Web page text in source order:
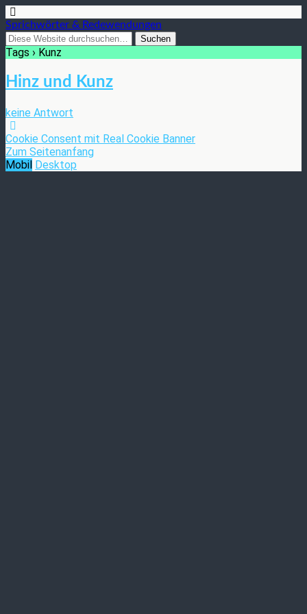
Sprichwörter & Redewendungen
Tags › Kunz
Hinz und Kunz
keine Antwort
Cookie Consent mit Real Cookie Banner
Zum Seitenanfang
Mobil Desktop